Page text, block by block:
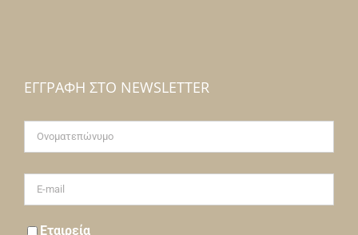
ΕΓΓΡΑΦΉ ΣΤΟ NEWSLETTER
Εταιρεία